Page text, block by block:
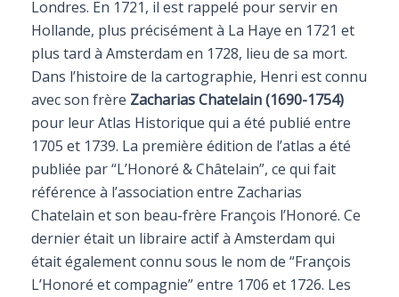
Londres. En 1721, il est rappelé pour servir en
Hollande, plus précisément à La Haye en 1721 et
plus tard à Amsterdam en 1728, lieu de sa mort.
Dans l’histoire de la cartographie, Henri est connu
avec son frère Zacharias Chatelain (1690-1754)
pour leur Atlas Historique qui a été publié entre
1705 et 1739. La première édition de l’atlas a été
publiée par “L’Honoré & Châtelain”, ce qui fait
référence à l’association entre Zacharias
Chatelain et son beau-frère François l’Honoré. Ce
dernier était un libraire actif à Amsterdam qui
était également connu sous le nom de “François
L’Honoré et compagnie” entre 1706 et 1726. Les